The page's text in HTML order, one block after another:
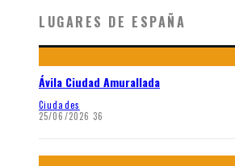
LUGARES DE ESPAÑA
Ávila Ciudad Amurallada
Ciudades
25/06/2026 36